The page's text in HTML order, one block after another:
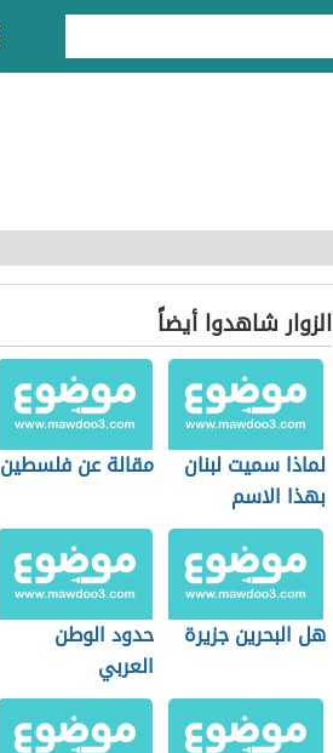
الزوار شاهدوا أيضاً
لماذا سميت لبنان
بهذا الاسم
مقالة عن فلسطين
هل البحرين جزيرة
حدود الوطن
العربي